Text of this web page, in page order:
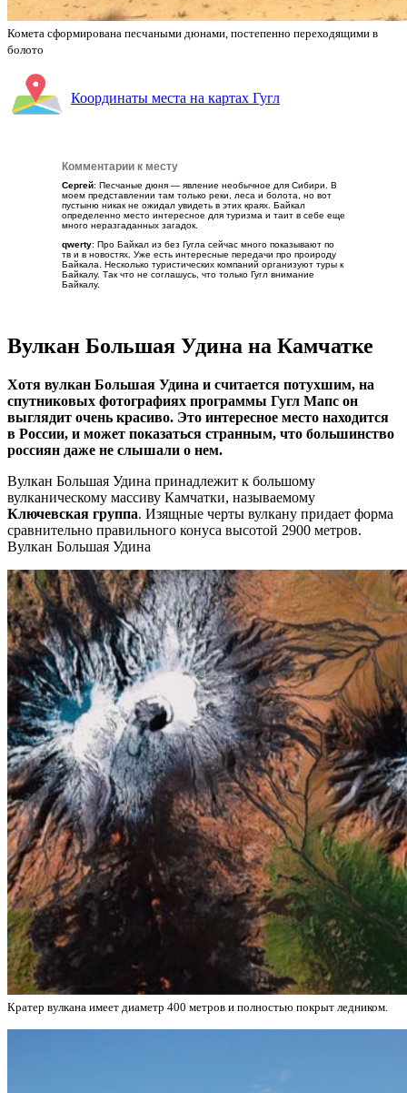
Комета сформирована песчаными дюнами, постепенно переходящими в
болото
Координаты места на картах Гугл
Комментарии к месту
Сергей: Песчаные дюня — явление необычное для Сибири. В
моем представлении там только реки, леса и болота, но вот
пустыню никак не ожидал увидеть в этих краях. Байкал
определенно место интересное для туризма и таит в себе еще
много неразгаданных загадок.
qwerty: Про Байкал из без Гугла сейчас много показывают по
тв и в новостях. Уже есть интересные передачи про проироду
Байкала. Несколько туристических компаний организуют туры к
Байкалу. Так что не соглашусь, что только Гугл внимание
Байкалу.
Вулкан Большая Удина на Камчатке
Хотя вулкан Большая Удина и считается потухшим, на
спутниковых фотографиях программы Гугл Мапс он
выглядит очень красиво. Это интересное место находится
в России, и может показаться странным, что большинство
россиян даже не слышали о нем.
Вулкан Большая Удина принадлежит к большому
вулканическому массиву Камчатки, называемому
Ключевская группа. Изящные черты вулкану придает форма
сравнительно правильного конуса высотой 2900 метров.
Вулкан Большая Удина
Кратер вулкана имеет диаметр 400 метров и полностью покрыт ледником.